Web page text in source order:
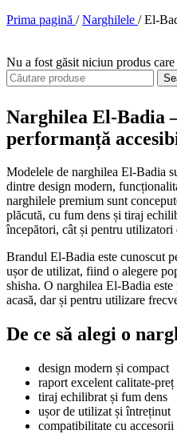
Prima pagină / Narghilele / El-
Nu a fost găsit niciun produs care
Narghilea El-Badia
performanță
Modelele de narghilea El-Badia
dintre design modern,
narghilele premium sunt
plăcută, cu fum dens și tiraj
începători, cât și pentru utilizatori
Brandul El-Badia este cunoscut
ușor de utilizat, fiind o alegere
shisha. O narghilea El-Badia
acasă, dar și pentru utilizare
De ce să alegi o
design modern și compact
raport excelent calitate-preț
tiraj echilibrat și fum dens
ușor de utilizat și întreținut
compatibilitate cu accesorii